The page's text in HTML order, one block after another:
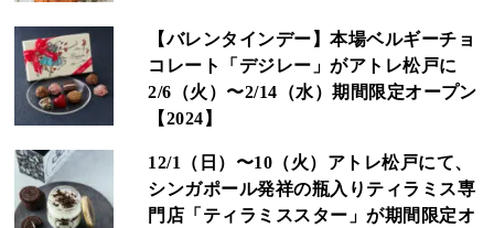
【バレンタインデー】本場ベルギーチョ
コレート「デジレー」がアトレ松戸に
2/6（火）〜2/14（水）期間限定オープン
【2024】
12/1（日）〜10（火）アトレ松戸にて、
シンガポール発祥の瓶入りティラミス専
門店「ティラミススター」が期間限定オ